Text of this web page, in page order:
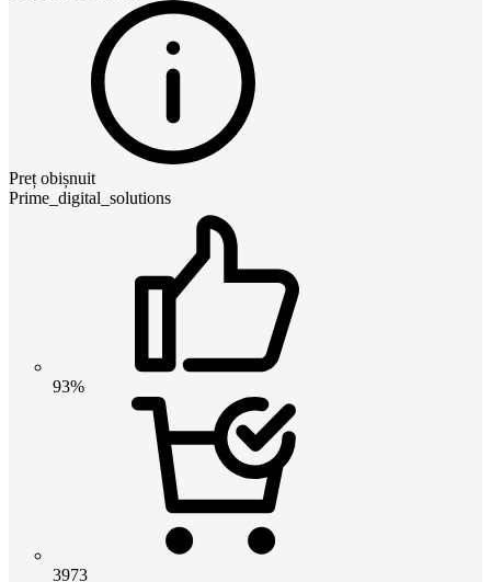
Preț obișnuit
Prime_digital_solutions
93%
3973